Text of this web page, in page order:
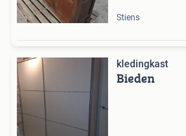
Stiens
kledingkast
Bieden